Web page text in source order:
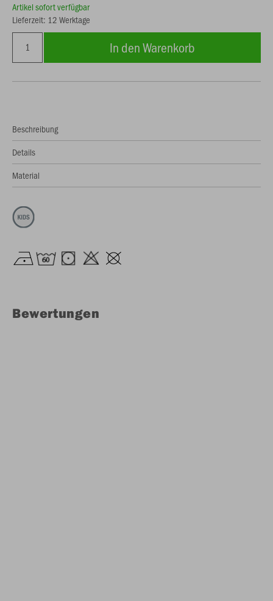
Artikel sofort verfügbar
Lieferzeit: 12 Werktage
In den Warenkorb
Beschreibung
Details
Material
Bewertungen